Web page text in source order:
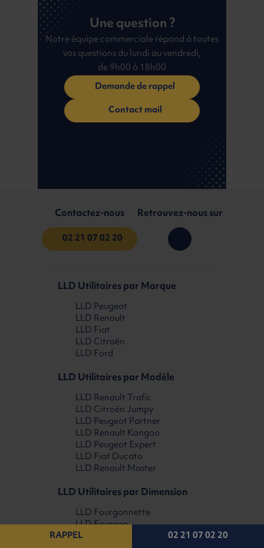
02 21 07 02 20
RAPPEL
Une question ?
Notre équipe commerciale répond à toutes
vos questions du lundi au vendredi,
de 9h00 à 18h00
Demande de rappel
Contact mail
Contactez-nous
02 21 07 02 20
Retrouvez-nous sur
LLD Utilitaires par Marque
LLD Peugeot
LLD Renault
LLD Fiat
LLD Citroën
LLD Ford
LLD Utilitaires par Modèle
LLD Renault Trafic
LLD Citroën Jumpy
LLD Peugeot Partner
LLD Renault Kangoo
LLD Peugeot Expert
LLD Fiat Ducato
LLD Renault Master
LLD Utilitaires par Dimension
LLD Fourgonnette
LLD Fourgon
LLD Grand fourgon